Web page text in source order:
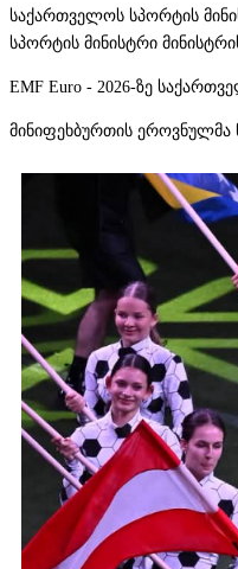
საქართველოს სპორტის
სპორტის მინისტრი
EMF Euro - 2026-ზე
მინიფეხბურთის ეროვნულმა